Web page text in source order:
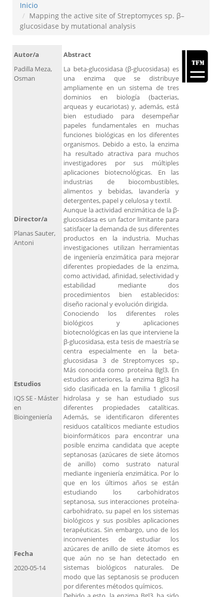
Inicio
Mapping the active site of Streptomyces sp. β–
glucosidase by mutational analysis
Autor/a
Padilla Meza,
Osman
Abstract
La beta-glucosidasa (β-glucosidasa) es
una enzima que se distribuye
ampliamente en un sistema de tres
dominios en biología (bacterias,
arqueas y eucariotas) y, además, está
bien estudiado para desempeñar
papeles fundamentales en muchas
funciones biológicas en los diferentes
organismos. Debido a esto, la enzima
ha resultado atractiva para muchos
investigadores por sus múltiples
aplicaciones biotecnológicas. En las
industrias de biocombustibles,
alimentos y bebidas, lavandería y
detergentes, papel y celulosa y textil.
Aunque la actividad enzimática de la β-
glucosidasa es un factor limitante para
satisfacer la demanda de sus diferentes
productos en la industria. Muchas
investigaciones utilizan herramientas
de ingeniería enzimática para mejorar
diferentes propiedades de la enzima,
como actividad, afinidad, selectividad y
estabilidad mediante dos
procedimientos bien establecidos:
diseño racional y evolución dirigida.
Conociendo los diferentes roles
biológicos y aplicaciones
biotecnológicas en las que interviene la
β-glucosidasa, esta tesis de maestría se
centra especialmente en la beta-
glucosidasa 3 de Streptomyces sp.,
Más conocida como proteína Bgl3. En
estudios anteriores, la enzima Bgl3 ha
sido clasificada en la familia 1 glicosil
hidrolasa y se han estudiado sus
diferentes propiedades catalíticas.
Además, se identificaron diferentes
residuos catalíticos mediante estudios
bioinformáticos para encontrar una
posible enzima candidata que acepte
septanosas (azúcares de siete átomos
de anillo) como sustrato natural
mediante ingeniería enzimática. Por lo
que en los últimos años se están
estudiando los carbohidratos
septanosa, sus interacciones proteína-
carbohidrato, su papel en los sistemas
biológicos y sus posibles aplicaciones
terapéuticas. Sin embargo, uno de los
inconvenientes de estudiar los
azúcares de anillo de siete átomos es
que aún no se han detectado en
sistemas biológicos naturales. De
modo que las septanosis se producen
por diferentes métodos químicos.
Director/a
Planas Sauter,
Antoni
Estudios
IQS SE - Máster
en
Bioingeniería
Fecha
2020-05-14